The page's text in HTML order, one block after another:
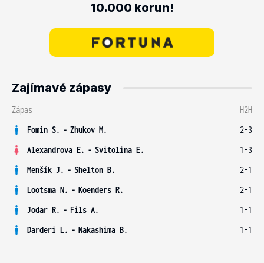
10.000 korun!
Zajímavé zápasy
Zápas
H2H
Fomin S. - Zhukov M.
2-3
Alexandrova E. - Svitolina E.
1-3
Menšík J. - Shelton B.
2-1
Lootsma N. - Koenders R.
2-1
Jodar R. - Fils A.
1-1
Darderi L. - Nakashima B. 1-1